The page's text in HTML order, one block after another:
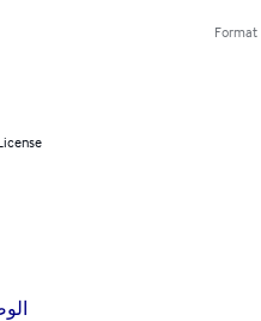
Format